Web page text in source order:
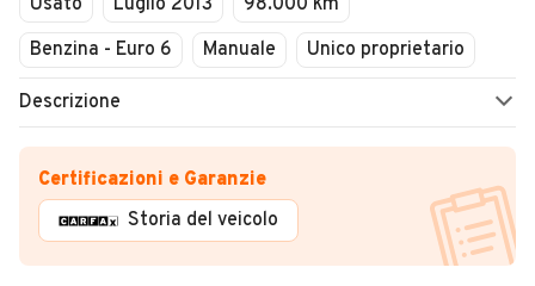
Usato Luglio 2013
98.000 km
Benzina - Euro 6
Manuale Unico proprietario
Descrizione
Certificazioni e Garanzie
Storia del veicolo